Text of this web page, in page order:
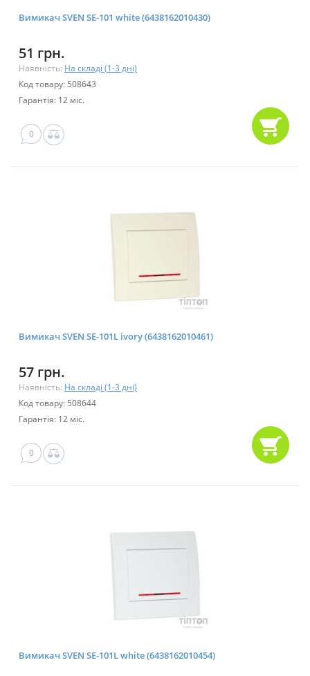
Вимикач SVEN SE-101 white (6438162010430)
51 грн.
Наявність: На складі (1-3 дні)
Код товару: 508643
Гарантія: 12 міс.
0
Вимикач SVEN SE-101L ivory (6438162010461)
57 грн.
Наявність: На складі (1-3 дні)
Код товару: 508644
Гарантія: 12 міс.
0
Вимикач SVEN SE-101L white (6438162010454)